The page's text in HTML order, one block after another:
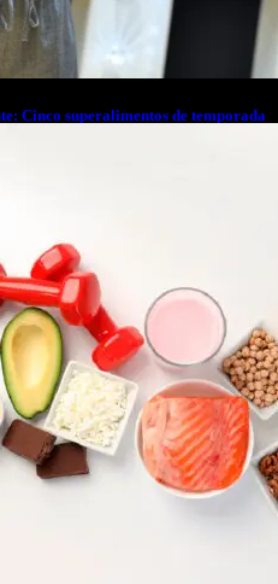
Cinco superalimentos de temporada